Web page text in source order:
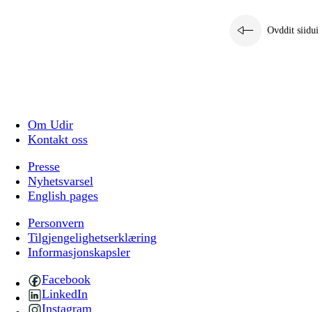
Ovddit siidui
Om Udir
Kontakt oss
Presse
Nyhetsvarsel
English pages
Personvern
Tilgjengelighetserklæring
Informasjonskapsler
Facebook
LinkedIn
Instagram